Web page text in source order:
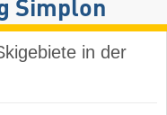
Simplon
in der